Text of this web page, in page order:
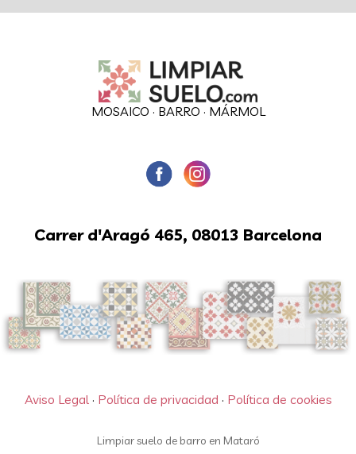
MOSAICO · BARRO · MÁRMOL
Carrer d'Aragó 465, 08013 Barcelona
Aviso Legal · Política de privacidad · Política de cookies
Limpiar suelo de barro en Mataró